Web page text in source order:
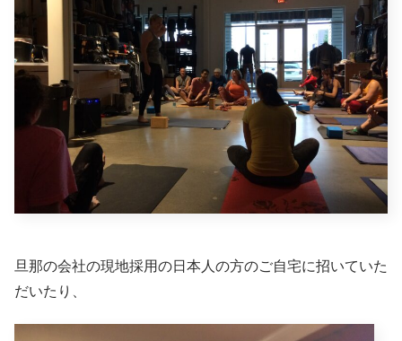
旦那の会社の現地採用の日本人の方のご自宅に招いていた
だいたり、